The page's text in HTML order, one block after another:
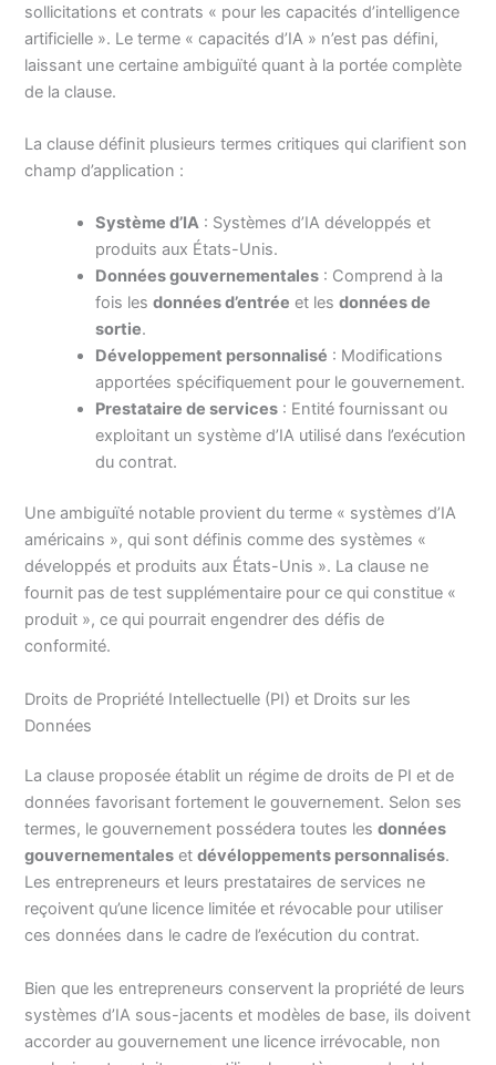
sollicitations et contrats « pour les capacités d’intelligence
artificielle ». Le terme « capacités d’IA » n’est pas défini,
laissant une certaine ambiguïté quant à la portée complète
de la clause.
La clause définit plusieurs termes critiques qui clarifient son
champ d’application :
Système d’IA : Systèmes d’IA développés et
produits aux États-Unis.
Données gouvernementales : Comprend à la
fois lesdonnées d’entrée et lesdonnées de
sortie.
Développement personnalisé : Modifications
apportées spécifiquement pour le gouvernement.
Prestataire de services : Entité fournissant ou
exploitant un système d’IA utilisé dans l’exécution
du contrat.
Une ambiguïté notable provient du terme « systèmes d’IA
américains », qui sont définis comme des systèmes «
développés et produits aux États-Unis ». La clause ne
fournit pas de test supplémentaire pour ce qui constitue «
produit », ce qui pourrait engendrer des défis de
conformité.
Droits de Propriété Intellectuelle (PI) et Droits sur les
Données
La clause proposée établit un régime de droits de PI et de
données favorisant fortement le gouvernement. Selon ses
termes, le gouvernement possédera toutes lesdonnées
gouvernementales etdévéloppements personnalisés.
Les entrepreneurs et leurs prestataires de services ne
reçoivent qu’une licence limitée et révocable pour utiliser
ces données dans le cadre de l’exécution du contrat.
Bien que les entrepreneurs conservent la propriété de leurs
systèmes d’IA sous-jacents et modèles de base, ils doivent
accorder au gouvernement une licence irrévocable, non